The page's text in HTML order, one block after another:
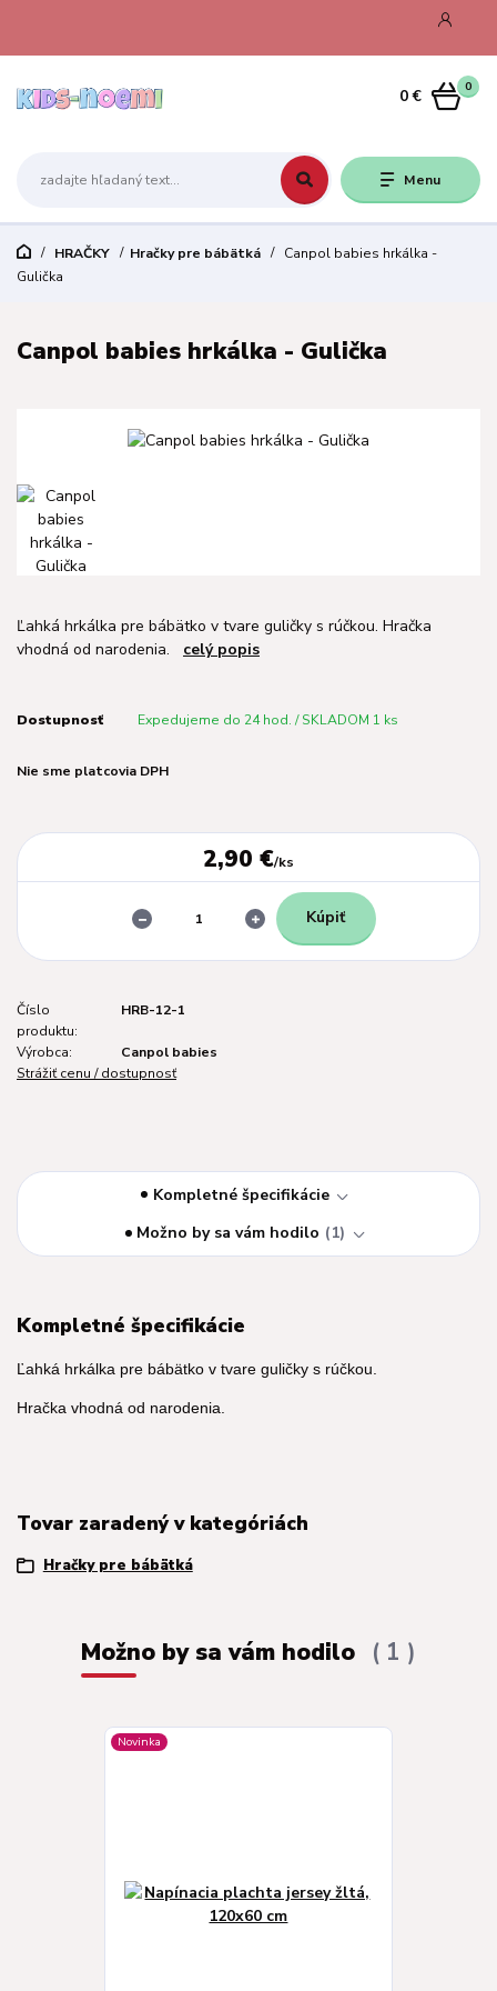
Menu
0
0 €
HRAČKY Hračky pre bábätká
Canpol babies hrkálka -
Gulička
Canpol babies hrkálka - Gulička
Ľahká hrkálka pre bábätko v tvare guličky s rúčkou. Hračka
vhodná od narodenia. celý popis
Dostupnosť Expedujeme do 24 hod. / SKLADOM 1 ks
Nie sme platcovia DPH
2,90 €/ks
Kúpiť
Číslo
produktu:
HRB-12-1
Výrobca:
Canpol babies
Strážiť cenu / dostupnosť
Kompletné špecifikácie
Možno by sa vám hodilo
1
Kompletné špecifikácie
Ľahká hrkálka pre bábätko v tvare guličky s rúčkou.
Hračka vhodná od narodenia.
Tovar zaradený v kategóriách
Hračky pre bábätká
Možno by sa vám hodilo 1
Novinka